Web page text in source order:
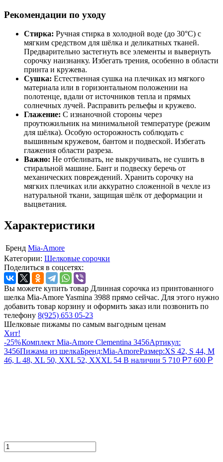
Рекомендации по уходу
Стирка: Ручная стирка в холодной воде (до 30°C) с
мягким средством для шёлка и деликатных тканей.
Предварительно застегнуть все элементы и вывернуть
сорочку наизнанку. Избегать трения, особенно в области
принта и кружева.
Сушка: Естественная сушка на плечиках из мягкого
материала или в горизонтальном положении на
полотенце, вдали от источников тепла и прямых
солнечных лучей. Расправить рельефы и кружево.
Глажение: С изнаночной стороны через
проутюжильник на минимальной температуре (режим
для шёлка). Особую осторожность соблюдать с
вышивным кружевом, бантом и подвеской. Избегать
глажения области разреза.
Важно: Не отбеливать, не выкручивать, не сушить в
стиральной машине. Бант и подвеску беречь от
механических повреждений. Хранить сорочку на
мягких плечиках или аккуратно сложенной в чехле из
натуральной ткани, защищая шёлк от деформации и
выцветания.
Характеристики
Бренд Mia-Amore
Категории: Шелковые сорочки
Поделиться в соцсетях:
Вы можете купить товар Длинная сорочка из принтованного
шелка Mia-Amore Yasmina 3988 прямо сейчас. Для этого нужно
добавить товар корзину и оформить заказ или позвонить по
телефону 8(925) 653 05-23
Шелковые пижамы по самым выгодным ценам
Хит!
-25%Комплект Mia-Amore Clementina 3456Артикул:
3456Пижама из шелкаБренд:Mia-AmoreРазмер:XS 42, S 44, M
46, L 48, XL 50, XXL 52, XXXL 54 В наличии 5 710 Р7 600 Р